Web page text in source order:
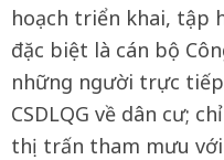
hoạch triển khai, tập
đặc biệt là cán bộ
những người trực
CSDLQG về dân cư;
thị trấn tham mưu với